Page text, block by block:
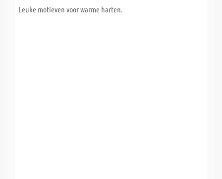
Leuke motieven voor warme harten.